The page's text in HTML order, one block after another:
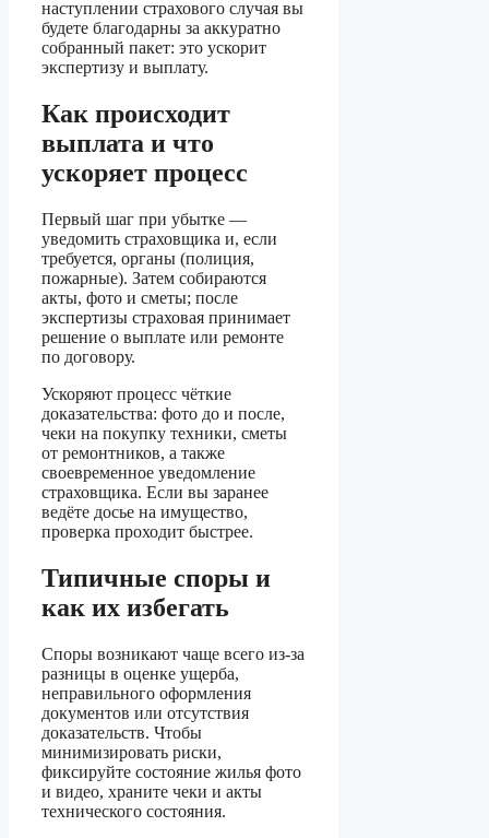
наступлении страхового случая вы
будете благодарны за аккуратно
собранный пакет: это ускорит
экспертизу и выплату.
Как происходит
выплата и что
ускоряет процесс
Первый шаг при убытке —
уведомить страховщика и, если
требуется, органы (полиция,
пожарные). Затем собираются
акты, фото и сметы; после
экспертизы страховая принимает
решение о выплате или ремонте
по договору.
Ускоряют процесс чёткие
доказательства: фото до и после,
чеки на покупку техники, сметы
от ремонтников, а также
своевременное уведомление
страховщика. Если вы заранее
ведёте досье на имущество,
проверка проходит быстрее.
Типичные споры и
как их избегать
Споры возникают чаще всего из-за
разницы в оценке ущерба,
неправильного оформления
документов или отсутствия
доказательств. Чтобы
минимизировать риски,
фиксируйте состояние жилья фото
и видео, храните чеки и акты
технического состояния.